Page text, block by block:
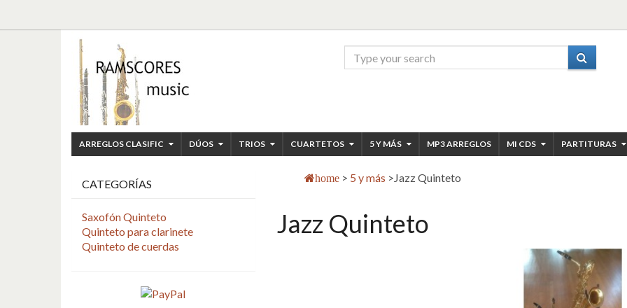
ARREGLOS CLASIFIC DÚOS TRIOS CUARTETOS 5 Y MÁS MP3 ARREGLOS MI CDS PARTITURAS
home > 5 y más >Jazz Quinteto
Jazz Quinteto
CATEGORÍAS
Saxofón Quinteto
Quinteto para clarinete
Quinteto de cuerdas